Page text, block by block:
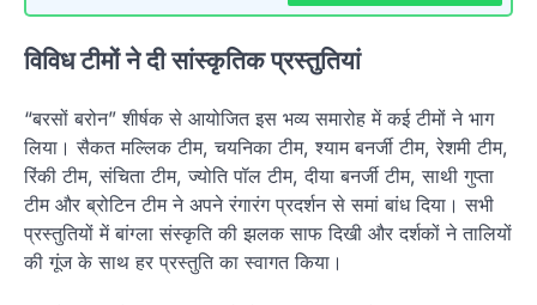
विविध टीमों ने दी सांस्कृतिक प्रस्तुतियां
“बरसों बरोन” शीर्षक से आयोजित इस भव्य समारोह में कई टीमों ने भाग
लिया। सैकत मल्लिक टीम, चयनिका टीम, श्याम बनर्जी टीम, रेशमी टीम,
रिंकी टीम, संचिता टीम, ज्योति पॉल टीम, दीया बनर्जी टीम, साथी गुप्ता
टीम और ब्रोटिन टीम ने अपने रंगारंग प्रदर्शन से समां बांध दिया। सभी
प्रस्तुतियों में बांग्ला संस्कृति की झलक साफ दिखी और दर्शकों ने तालियों
की गूंज के साथ हर प्रस्तुति का स्वागत किया।